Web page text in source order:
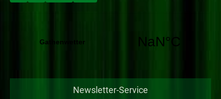
Newsletter-Service